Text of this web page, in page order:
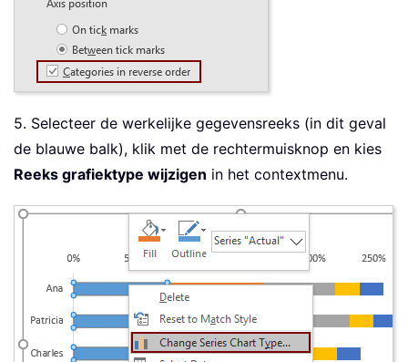
5. Selecteer de werkelijke gegevensreeks (in dit geval
de blauwe balk), klik met de rechtermuisknop en kies
Reeks grafiektype wijzigen in het contextmenu.